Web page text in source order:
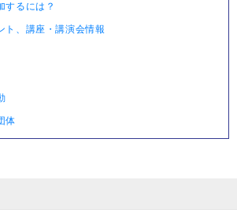
するには？
ト、講座・講演会情報
体